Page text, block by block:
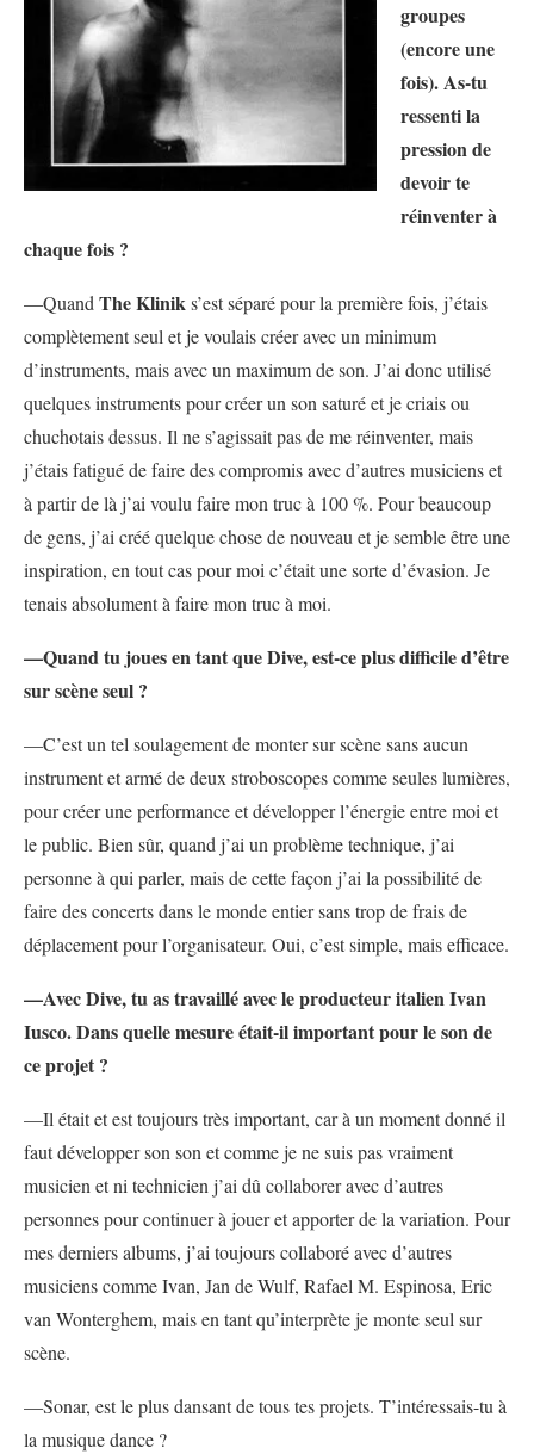
groupes
(encore une
fois). As-tu
ressenti la
pression de
devoir te
réinventer à
chaque fois ?
—Quand The Kliniks’est séparé pour la première fois, j’étais
complètement seul et je voulais créer avec un minimum
d’instruments, mais avec un maximum de son. J’ai donc utilisé
quelques instruments pour créer un son saturé et je criais ou
chuchotais dessus. Il ne s’agissait pas de me réinventer, mais
j’étais fatigué de faire des compromis avec d’autres musiciens et
à partir de là j’ai voulu faire mon truc à 100 %. Pour beaucoup
de gens, j’ai créé quelque chose de nouveau et je semble être une
inspiration, en tout cas pour moi c’était une sorte d’évasion. Je
tenais absolument à faire mon truc à moi.
—Quand tu joues en tant que Dive, est-ce plus difficile d’être
sur scène seul ?
—C’est un tel soulagement de monter sur scène sans aucun
instrument et armé de deux stroboscopes comme seules lumières,
pour créer une performance et développer l’énergie entre moi et
le public. Bien sûr, quand j’ai un problème technique, j’ai
personne à qui parler, mais de cette façon j’ai la possibilité de
faire des concerts dans le monde entier sans trop de frais de
déplacement pour l’organisateur. Oui, c’est simple, mais efficace.
—Avec Dive, tu as travaillé avec le producteur italien Ivan
Iusco. Dans quelle mesure était-il important pour le son de
ce projet ?
—Il était et est toujours très important, car à un moment donné il
faut développer son son et comme je ne suis pas vraiment
musicien et ni technicien j’ai dû collaborer avec d’autres
personnes pour continuer à jouer et apporter de la variation. Pour
mes derniers albums, j’ai toujours collaboré avec d’autres
musiciens comme Ivan, Jan de Wulf, Rafael M. Espinosa, Eric
van Wonterghem, mais en tant qu’interprète je monte seul sur
scène.
—Sonar, est le plus dansant de tous tes projets. T’intéressais-tu à
la musique dance ?